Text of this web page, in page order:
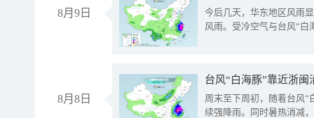
8月9日
今后几天，华东地区风雨
风雨。受冷空气与台风“白
8月8日
台风“白海豚”靠近浙
周末至下周初，随着台风“
续强降雨。同时暑热消减